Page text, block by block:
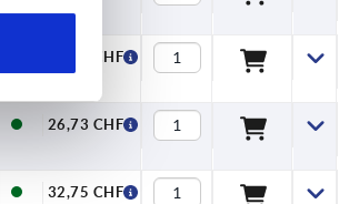
20,00 CHF
26,73 CHF
32,75 CHF